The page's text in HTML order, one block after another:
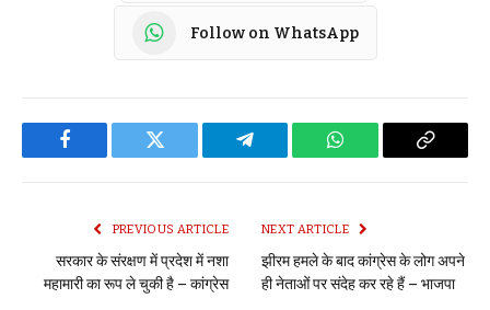
Follow on WhatsApp
Facebook Twitter Telegram WhatsApp Copy
PREVIOUS ARTICLE
सरकार के संरक्षण में प्रदेश में नशा
महामारी का रूप ले चुकी है – कांग्रेस
NEXT ARTICLE
झीरम हमले के बाद कांग्रेस के लोग अपने
ही नेताओं पर संदेह कर रहे हैं – भाजपा